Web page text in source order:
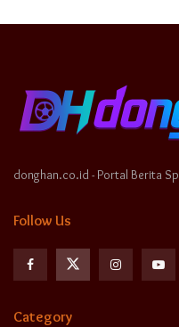
donghan.co.id - Portal Berita
Follow Us
Category